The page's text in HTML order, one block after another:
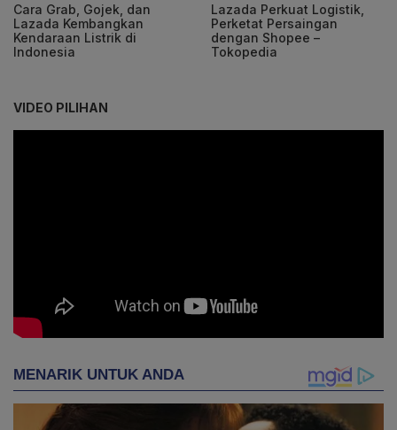
Cara Grab, Gojek, dan
Lazada Kembangkan
Kendaraan Listrik di
Indonesia
Lazada Perkuat Logistik,
Perketat Persaingan
dengan Shopee –
Tokopedia
VIDEO PILIHAN